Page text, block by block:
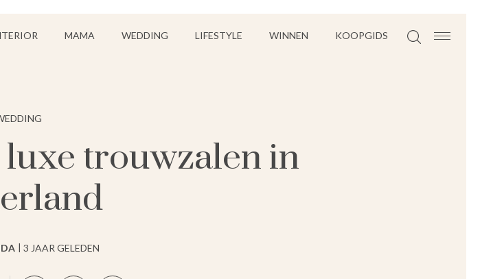
MAMA WEDDING LIFESTYLE WINNEN KOOPGIDS
trouwzalen in
3 JAAR GELEDEN